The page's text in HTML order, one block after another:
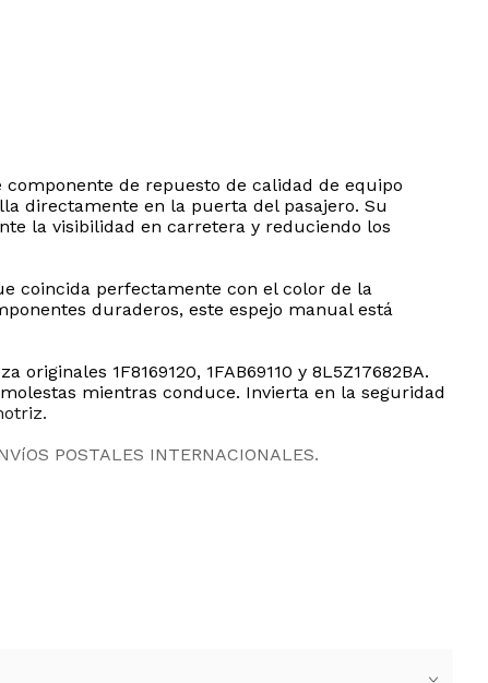
de repuesto de calidad de equipo
directamente en la puerta del pasajero. Su
la visibilidad en carretera y reduciendo los
coincida perfectamente con el color de la
duraderos, este espejo manual está
1F8169120, 1FAB69110 y 8L5Z17682BA.
mientras conduce. Invierta en la seguridad
POSTALES INTERNACIONALES.